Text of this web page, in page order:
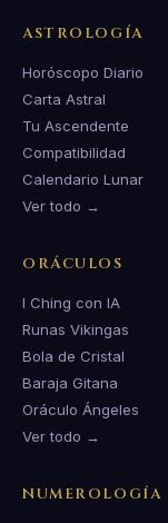
ASTROLOGÍA
Horóscopo Diario
Carta Astral
Tu Ascendente
Compatibilidad
Calendario Lunar
Ver todo →
ORÁCULOS
I Ching con IA
Runas Vikingas
Bola de Cristal
Baraja Gitana
Oráculo Ángeles
Ver todo →
NUMEROLOGÍA